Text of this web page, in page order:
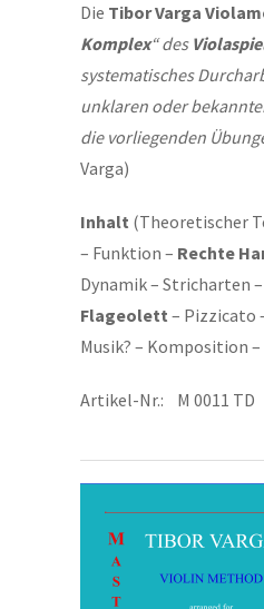
Die Tibor Varga
Komplex“des
systematisches
unklaren oder
die vorliegenden
Varga)
Inhalt (Theoretischer
– Funktion – Rechte
Dynamik – Stricharten –
Flageolett – Pizzicato
Musik? – Komposition
Artikel-Nr.: M 0011 TD